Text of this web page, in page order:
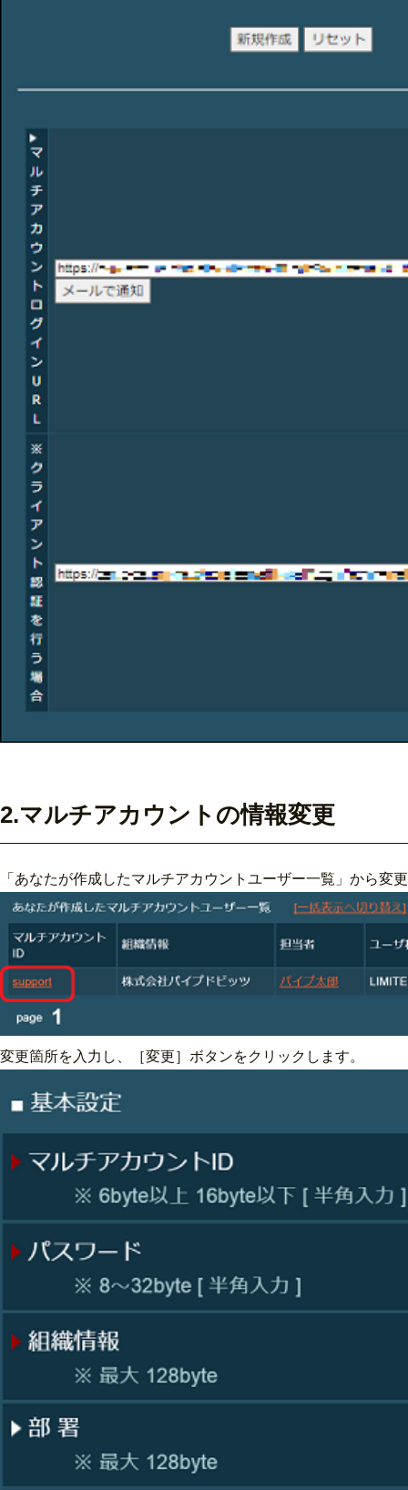
2.マルチアカウントの情報変更
「あなたが作成したマルチアカウントユーザー一覧」から変
変更箇所を入力し、［変更］ボタンをクリックします。